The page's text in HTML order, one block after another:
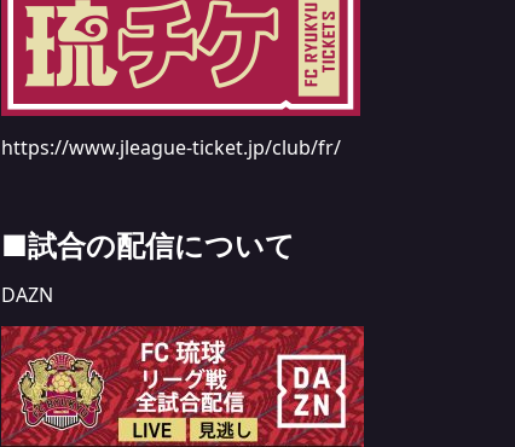
https://www.jleague-ticket.jp/club/fr/
■試合の配信について
DAZN